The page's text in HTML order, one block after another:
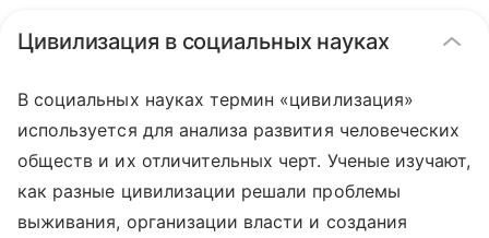
Цивилизация в социальных науках
В социальных науках термин «цивилизация»
используется для анализа развития человеческих
обществ и их отличительных черт. Ученые изучают,
как разные цивилизации решали проблемы
выживания, организации власти и создания